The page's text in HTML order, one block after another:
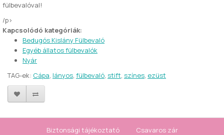
fülbevalóval!
/p>
Kapcsolódó kategóriák:
Bedugós Kislány Fülbevaló
Egyéb állatos fülbevalók
Nyár
TAG-ek: Cápa, lányos, fülbevaló, stift, színes, ezüst
Biztonsági tájékoztató
Csavaros zár